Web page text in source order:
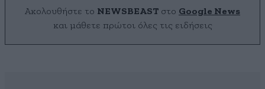
Ακολουθήστε το NEWSBEAST στο Google News
και μάθετε πρώτοι όλες τις ειδήσεις